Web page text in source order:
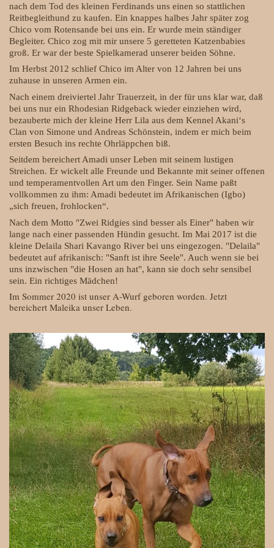
nach dem Tod des kleinen Ferdinands uns einen so stattlichen
Reitbegleithund zu kaufen. Ein knappes halbes Jahr später zog
Chico vom Rotensande bei uns ein. Er wurde mein ständiger
Begleiter. Chico zog mit mir unsere 5 geretteten Katzenbabies
groß. Er war der beste Spielkamerad unserer beiden Söhne.
Im Herbst 2012 schlief Chico im Alter von 12 Jahren bei uns
zuhause in unseren Armen ein.
Nach einem dreiviertel Jahr Trauerzeit, in der für uns klar war, daß
bei uns nur ein Rhodesian Ridgeback wieder einziehen wird,
bezauberte mich der kleine Herr Lila aus dem Kennel Akani‘s
Clan von Simone und Andreas Schönstein, indem er mich beim
ersten Besuch ins rechte Ohrläppchen biß.
Seitdem bereichert Amadi unser Leben mit seinem lustigen
Streichen. Er wickelt alle Freunde und Bekannte mit seiner offenen
und temperamentvollen Art um den Finger. Sein Name paßt
vollkommen zu ihm: Amadi bedeutet im Afrikanischen (Igbo)
„sich freuen, frohlocken“.
Nach dem Motto "Zwei Ridgies sind besser als Einer" haben wir
lange nach einer passenden Hündin gesucht. Im Mai 2017 ist die
kleine Delaila Shari Kavango River bei uns eingezogen. "Delaila"
bedeutet auf afrikanisch: "Sanft ist ihre Seele". Auch wenn sie bei
uns inzwischen "die Hosen an hat", kann sie doch sehr sensibel
sein. Ein richtiges Mädchen!
Im Sommer 2020 ist unser A-Wurf geboren worden. Jetzt
bereichert Maleika unser Leben.